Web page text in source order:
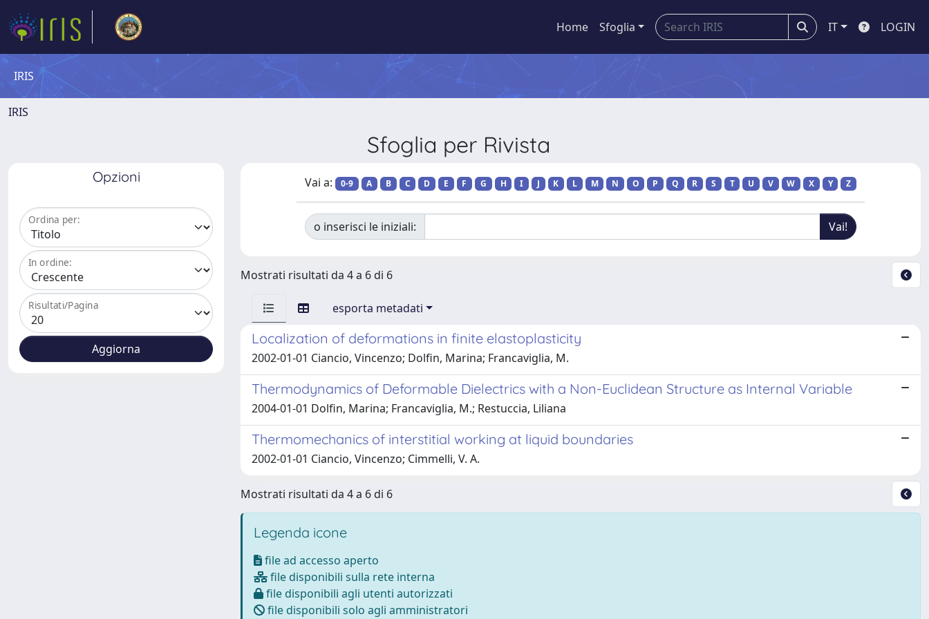
Home Sfoglia IT LOGIN
IRIS
IRIS
Sfoglia per Rivista
Opzioni
Ordina per:
In ordine:
Risultati/Pagina
Vai a: 0-9 A B C D E F G H I J K L M N O P Q R S T U V W X Y Z
o inserisci le iniziali:
Mostrati risultati da 4 a 6 di 6
esporta metadati
Localization of deformations in finite elastoplasticity
2002-01-01 Ciancio, Vincenzo; Dolfin, Marina; Francaviglia, M.
Thermodynamics of Deformable Dielectrics with a Non-Euclidean Structure as Internal Variable
2004-01-01 Dolfin, Marina; Francaviglia, M.; Restuccia, Liliana
Thermomechanics of interstitial working at liquid boundaries
2002-01-01 Ciancio, Vincenzo; Cimmelli, V. A.
Mostrati risultati da 4 a 6 di 6
Legenda icone
file ad accesso aperto
file disponibili sulla rete interna
file disponibili agli utenti autorizzati
file disponibili solo agli amministratori